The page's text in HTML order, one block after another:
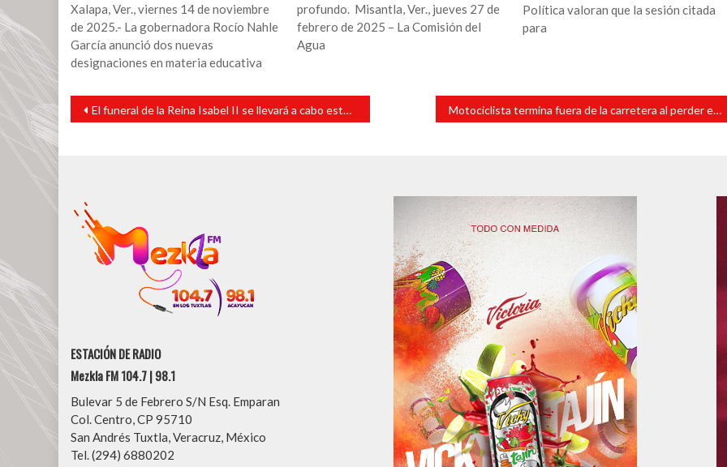
Xalapa, Ver., viernes 14 de noviembre
de 2025.- La gobernadora Rocío Nahle
García anunció dos nuevas
designaciones en materia educativa
profundo. Misantla, Ver., jueves 27 de
febrero de 2025 – La Comisión del
Agua
Política valoran que la sesión citada
para
Navegación
entradas
El funeral de la Reina Isabel II se llevará a cabo este 19 de septiembre. Motociclista termina fuera de la carretera al perder el control
ESTACIÓN DE RADIO
Mezkla FM 104.7 | 98.1
Bulevar 5 de Febrero S/N Esq. Emparan
Col. Centro, CP 95710
San Andrés Tuxtla, Veracruz, México
Tel. (294) 6880202